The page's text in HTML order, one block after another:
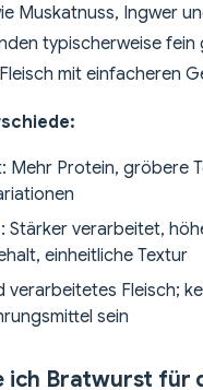
Muskatnuss, Ingwer
typischerweise fein
mit einfacheren
Mehr Protein, gröbere
Stärker verarbeitet,
einheitliche Textur
verarbeitetes Fleisch;
sein
ich Bratwurst für